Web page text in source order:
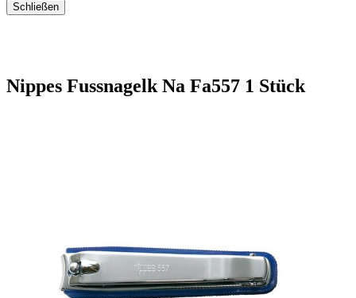
Schließen
Nippes Fussnagelk Na Fa557 1 Stück